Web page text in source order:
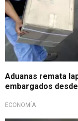
Aduanas remata
embargados
ECONOMÍA